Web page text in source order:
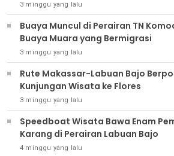
3 minggu yang lalu
Buaya Muncul di Perairan TN
Buaya Muara yang Bermigrasi
3 minggu yang lalu
Rute Makassar-Labuan Bajo
Kunjungan Wisata ke Flores
3 minggu yang lalu
Speedboat Wisata Bawa Enam
Karang di Perairan Labuan Bajo
4 minggu yang lalu